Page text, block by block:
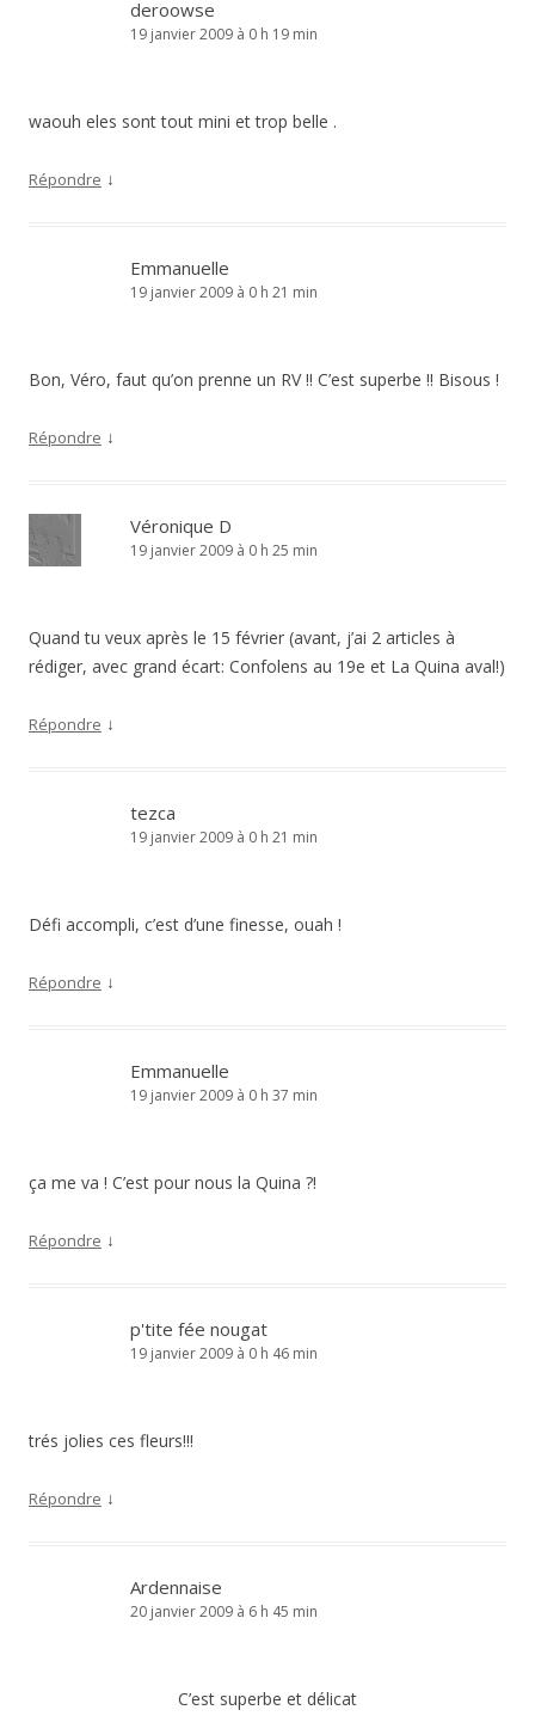
deroowse
19 janvier 2009 à 0 h 19 min
waouh eles sont tout mini et trop belle .
Répondre ↓
Emmanuelle
19 janvier 2009 à 0 h 21 min
Bon, Véro, faut qu’on prenne un RV !! C’est superbe !! Bisous !
Répondre ↓
Véronique D
19 janvier 2009 à 0 h 25 min
Quand tu veux après le 15 février (avant, j’ai 2 articles à
rédiger, avec grand écart: Confolens au 19e et La Quina aval!)
Répondre ↓
tezca
19 janvier 2009 à 0 h 21 min
Défi accompli, c’est d’une finesse, ouah !
Répondre ↓
Emmanuelle
19 janvier 2009 à 0 h 37 min
ça me va ! C’est pour nous la Quina ?!
Répondre ↓
p'tite fée nougat
19 janvier 2009 à 0 h 46 min
trés jolies ces fleurs!!!
Répondre ↓
Ardennaise
20 janvier 2009 à 6 h 45 min
C’est superbe et délicat